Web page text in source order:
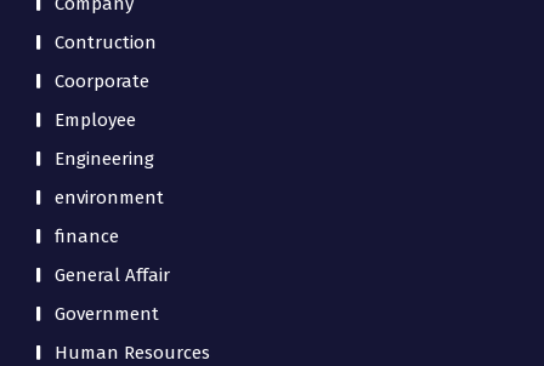
Contruction
Coorporate
Employee
Engineering
environment
finance
General Affair
Government
Human Resources